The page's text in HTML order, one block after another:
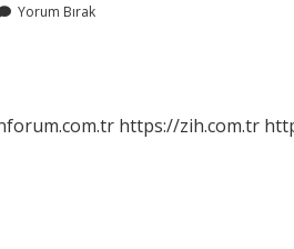
Yorum Bırak
https://zih.com.tr